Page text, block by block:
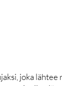
joka